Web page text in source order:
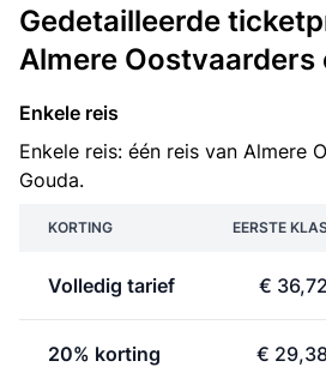
Gedetailleerde
Almere Oostvaarders
Enkele reis
Enkele reis: één reis van Almere
Gouda.
KORTING EERSTE
Volledig tarief € 36,72
20% korting €